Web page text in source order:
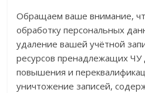
Обращаем ваше внимание,
обработку персональных
удаление вашей учётной
ресурсов пренадлежащих
повышения и
уничтожение записей,